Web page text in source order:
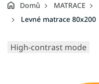
Domů MATRACE
Levné matrace 80x200
High-contrast mode